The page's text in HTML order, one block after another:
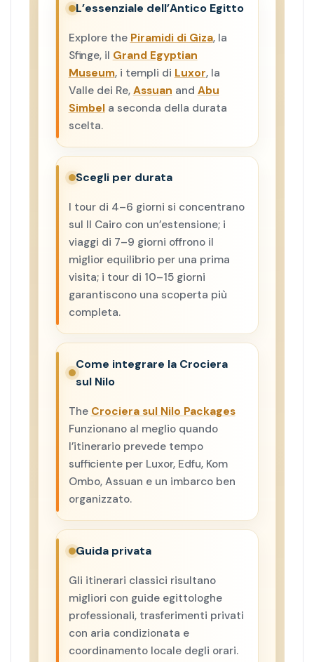
L’essenziale dell’Antico Egitto
Explore the Piramidi di Giza, la
Sfinge, il Grand Egyptian
Museum, i templi di Luxor, la
Valle dei Re, Assuan and Abu
Simbela seconda della durata
scelta.
Scegli per durata
I tour di 4–6 giorni si concentrano
sul Il Cairo con un’estensione; i
viaggi di 7–9 giorni offrono il
miglior equilibrio per una prima
visita; i tour di 10–15 giorni
garantiscono una scoperta più
completa.
Come integrare la Crociera
sul Nilo
The Crociera sul Nilo Packages
Funzionano al meglio quando
l’itinerario prevede tempo
sufficiente per Luxor, Edfu, Kom
Ombo, Assuan e un imbarco ben
organizzato.
Guida privata
Gli itinerari classici risultano
migliori con guide egittologhe
professionali, trasferimenti privati
con aria condizionata e
coordinamento locale degli orari.